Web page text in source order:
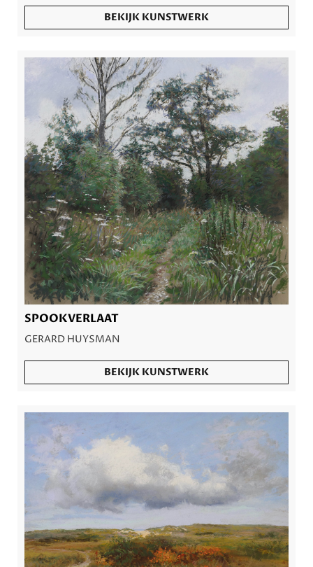
BEKIJK KUNSTWERK
SPOOKVERLAAT
GERARD HUYSMAN
BEKIJK KUNSTWERK